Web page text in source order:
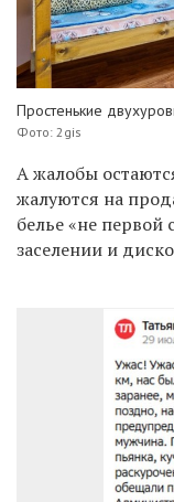
Простенькие
Фото: 2gis
А жалобы
жалуются на
белье «не
заселении и